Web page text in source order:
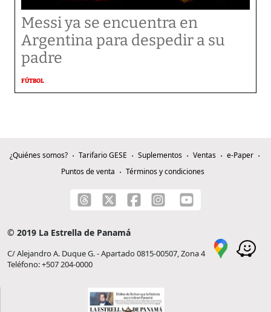
Messi ya se encuentra en
Argentina para despedir a su
padre
FÚTBOL
¿Quiénes somos? Tarifario GESE Suplementos Ventas
e-Paper
Puntos de venta
Términos y condiciones
© 2019 La Estrella de Panamá
C/ Alejandro A. Duque G. - Apartado 0815-00507, Zona 4
Teléfono: +507 204-0000